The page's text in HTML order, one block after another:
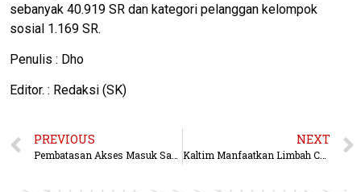
sebanyak 40.919 SR dan kategori pelanggan kelompok
sosial 1.169 SR.
Penulis : Dho
Editor. : Redaksi (SK)
PREVIOUS NEXT
Kaltim Manfaatkan Limbah Covid-19